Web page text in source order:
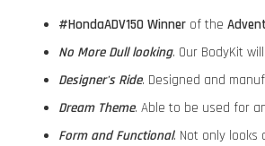
#HondaADV150 Winner of the
No More Dull looking. Our BodyKit
Designer's Ride. Designed and
Dream Theme. Able to be used for
Form and Functional. Not only looks